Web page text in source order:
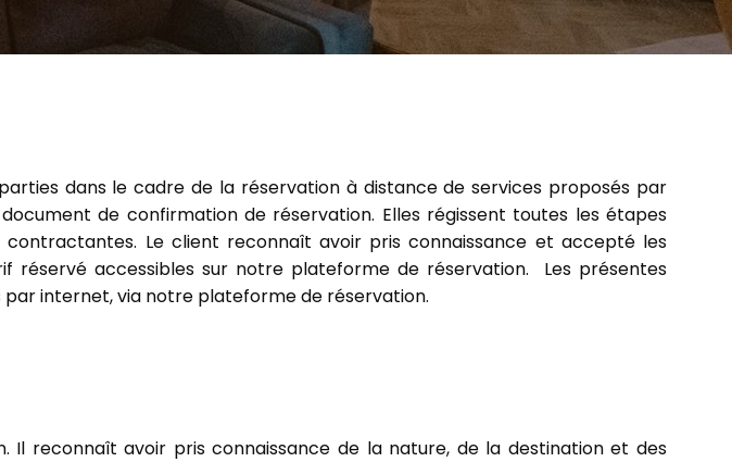
dans le cadre de la réservation à distance de services proposés par
de confirmation de réservation. Elles régissent toutes les étapes
Le client reconnaît avoir pris connaissance et accepté les
accessibles sur notre plateforme de réservation. Les présentes
internet, via notre plateforme de réservation.
reconnaît avoir pris connaissance de la nature, de la destination et des